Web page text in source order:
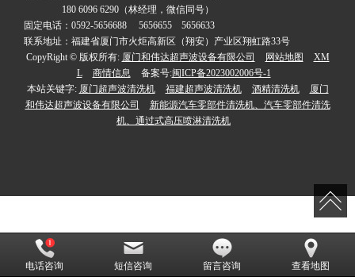
180 6096 6290（林经理，微信同号）
固定电话：0592-5656688 5656655 5656633
联系地址：福建省厦门市火炬高新区（翔安）产业区翔虹路33号
CopyRight © 版权所有: 厦门和伟达超声波设备有限公司 网站地图
XM
L
商情信息 备案号:闽ICP备2023002006号-1
本站关键字: 厦门超声波清洗机 福建超声波清洗机 酒精清洗机
厦门
和伟达超声波设备有限公司
新能源汽车零部件清洗机、汽车零部件清洗
机、通过式高压喷淋清洗机
电话咨询 短信咨询 留言咨询 查看地图